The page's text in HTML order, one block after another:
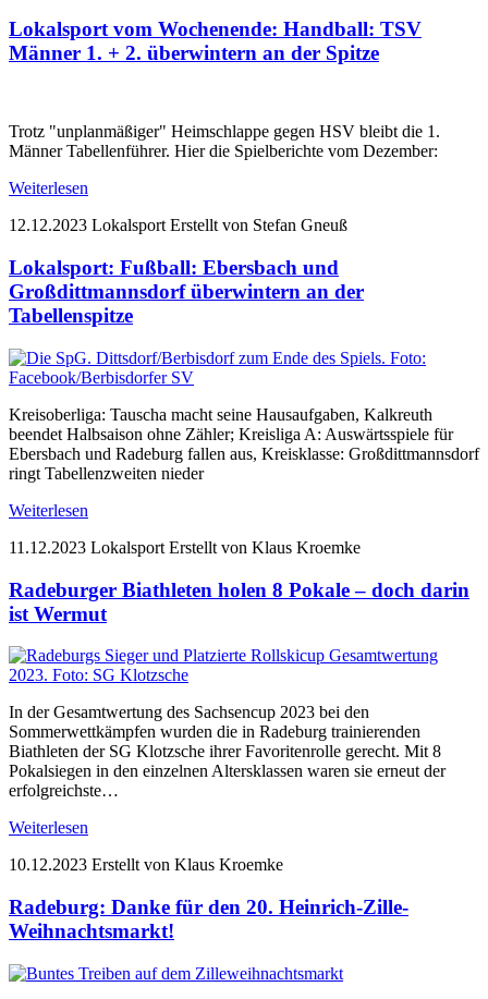
Lokalsport vom Wochenende: Handball: TSV
Männer 1. + 2. überwintern an der Spitze
Trotz "unplanmäßiger" Heimschlappe gegen HSV bleibt die 1.
Männer Tabellenführer. Hier die Spielberichte vom Dezember:
Weiterlesen
12.12.2023 Lokalsport Erstellt von Stefan Gneuß
Lokalsport: Fußball: Ebersbach und
Großdittmannsdorf überwintern an der
Tabellenspitze
Kreisoberliga: Tauscha macht seine Hausaufgaben, Kalkreuth
beendet Halbsaison ohne Zähler; Kreisliga A: Auswärtsspiele für
Ebersbach und Radeburg fallen aus, Kreisklasse: Großdittmannsdorf
ringt Tabellenzweiten nieder
Weiterlesen
11.12.2023 Lokalsport Erstellt von Klaus Kroemke
Radeburger Biathleten holen 8 Pokale – doch darin
ist Wermut
In der Gesamtwertung des Sachsencup 2023 bei den
Sommerwettkämpfen wurden die in Radeburg trainierenden
Biathleten der SG Klotzsche ihrer Favoritenrolle gerecht. Mit 8
Pokalsiegen in den einzelnen Altersklassen waren sie erneut der
erfolgreichste…
Weiterlesen
10.12.2023 Erstellt von Klaus Kroemke
Radeburg: Danke für den 20. Heinrich-Zille-
Weihnachtsmarkt!